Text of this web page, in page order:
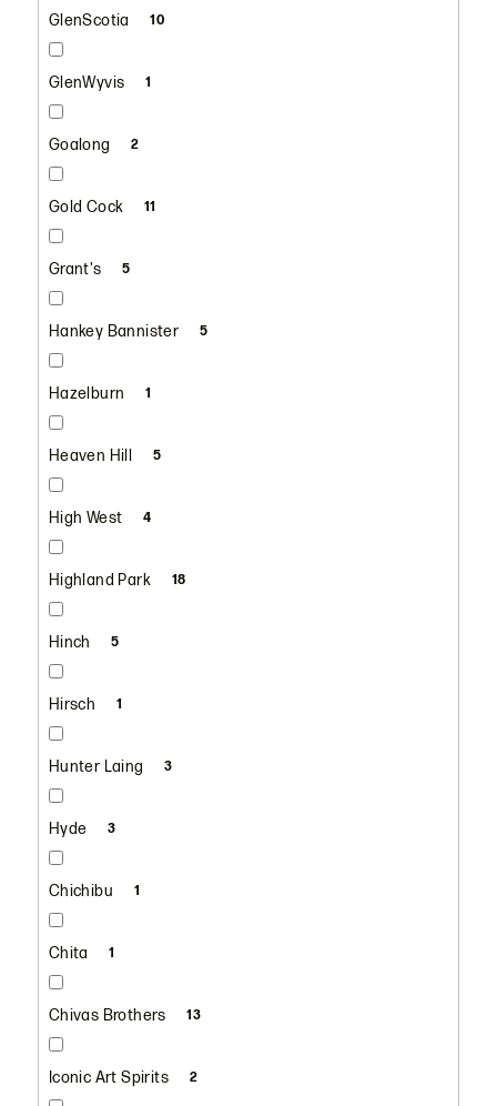
GlenScotia 10
GlenWyvis 1
Goalong 2
Gold Cock 11
Grant's 5
Hankey Bannister 5
Hazelburn 1
Heaven Hill 5
High West 4
Highland Park 18
Hinch 5
Hirsch 1
Hunter Laing 3
Hyde 3
Chichibu 1
Chita 1
Chivas Brothers 13
Iconic Art Spirits 2